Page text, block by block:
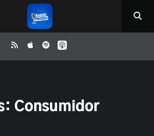
Consumidor